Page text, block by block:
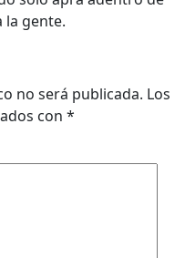
la gente.
no será publicada. Los
con *